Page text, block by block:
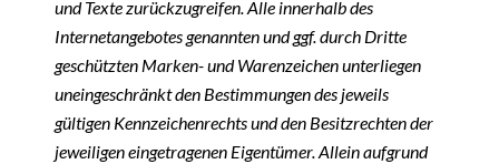
und Texte zurückzugreifen. Alle innerhalb des
Internetangebotes genannten und ggf. durch Dritte
geschützten Marken- und Warenzeichen unterliegen
uneingeschränkt den Bestimmungen des jeweils
gültigen Kennzeichenrechts und den Besitzrechten der
jeweiligen eingetragenen Eigentümer. Allein aufgrund